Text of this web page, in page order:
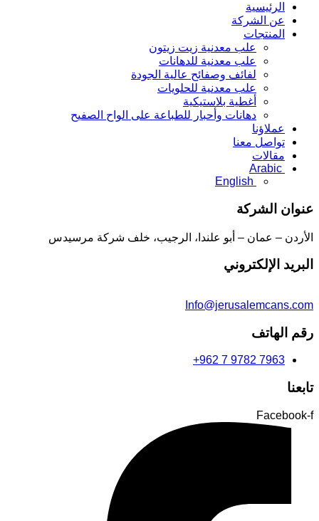
الرئيسية
عن الشركة
المنتجات
علب معدنية زيت زيتون
علب معدنية للدهانات
لفائف وصفائح عالية الجودة
علب معدنية للحلويات
أغطية بلاستيكية
دهانات وأحبار للطباعة على الواح الصفيح
عملاؤنا
تواصل معنا
مقالات
Arabic
English
عنوان الشركة
الأردن – عمان – أبو علندا، الرجيب، خلف شركة مرسيدس
البريد الإلكتروني
Info@jerusalemcans.com
رقم الهاتف
+962 7 9782 7963
تابعنا
Facebook-f